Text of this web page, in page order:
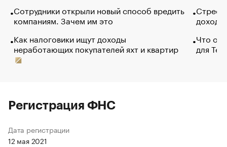
Сотрудники открыли новый способ вредить
компаниям. Зачем им это
Как налоговики ищут доходы
неработающих покупателей яхт и квартир
Что
для
Регистрация ФНС
Дата регистрации
12 мая 2021